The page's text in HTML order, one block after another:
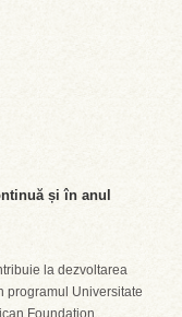
și în anul
la dezvoltarea
programul Universitate
Foundation,